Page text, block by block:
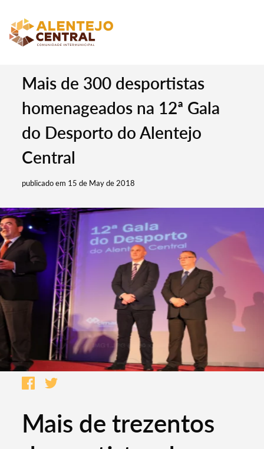
Mais de 300 desportistas
homenageados na 12ª Gala
do Desporto do Alentejo
Central
publicado em 15 de May de 2018
Mais de trezentos